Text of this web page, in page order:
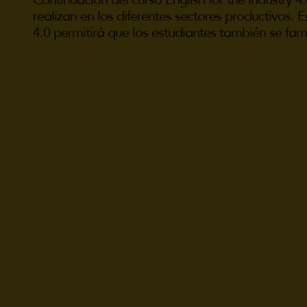
realizan en los diferentes sectores productivos.
4.0 permitirá que los estudiantes también se